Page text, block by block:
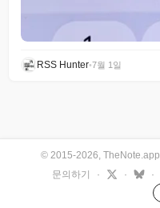
RSS Hunter•7월 1일
© 2015-2026, TheNote.app
문의하기
· · ·